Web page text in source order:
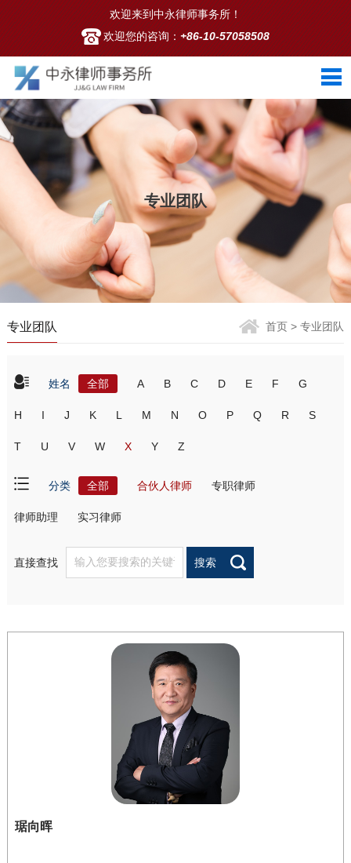
欢迎来到中永律师事务所！
欢迎您的咨询：+86-10-57058508
专业团队
专业团队 首页 > 专业团队
姓名 全部 A B C D E F G
H I J K L M N O P Q R S
T U V W X Y Z
分类 全部 合伙人律师 专职律师
律师助理 实习律师
直接查找 搜索
琚向晖